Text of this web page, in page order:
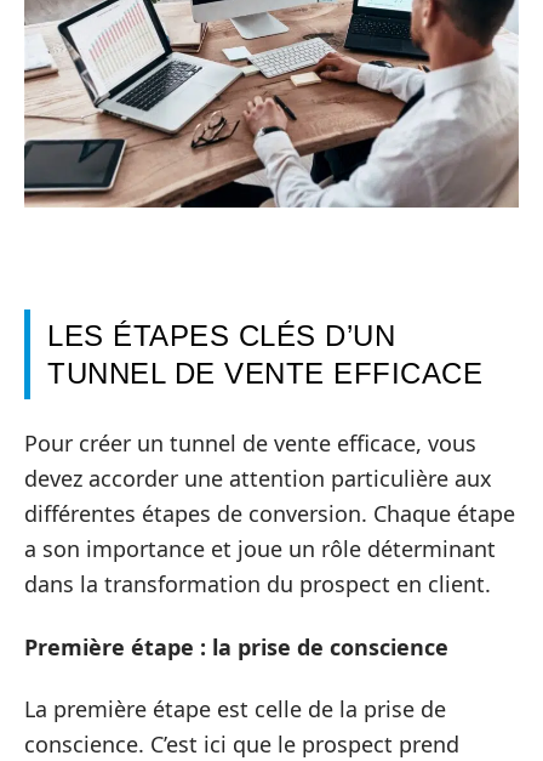
LES ÉTAPES CLÉS D’UN
TUNNEL DE VENTE EFFICACE
Pour créer un tunnel de vente efficace, vous
devez accorder une attention particulière aux
différentes étapes de conversion. Chaque étape
a son importance et joue un rôle déterminant
dans la transformation du prospect en client.
Première étape : la prise de conscience
La première étape est celle de la prise de
conscience. C’est ici que le prospect prend